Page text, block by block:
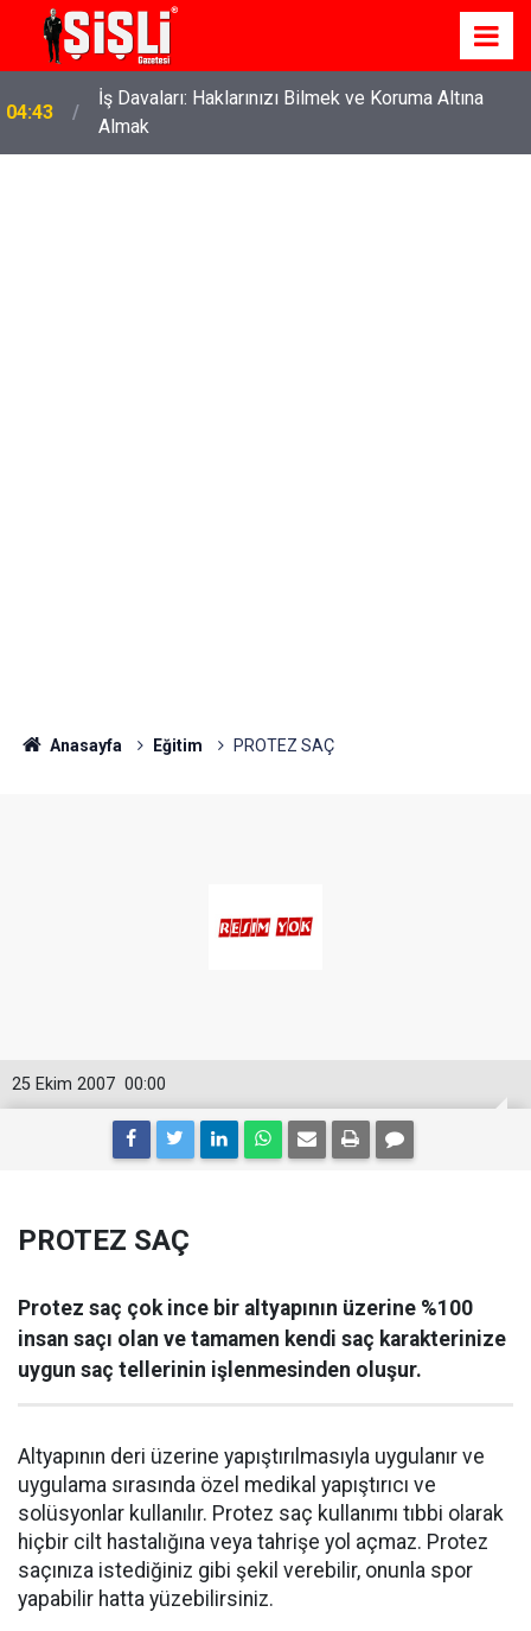
04:43
İş Davaları: Haklarınızı Bilmek ve Koruma Altına
Almak
Anasayfa Eğitim PROTEZ SAÇ
00:00
25 Ekim 2007
PROTEZ SAÇ
Protez saç çok ince bir altyapının üzerine %100
insan saçı olan ve tamamen kendi saç karakterinize
uygun saç tellerinin işlenmesinden oluşur.
Altyapının deri üzerine yapıştırılmasıyla uygulanır ve
uygulama sırasında özel medikal yapıştırıcı ve
solüsyonlar kullanılır. Protez saç kullanımı tıbbi olarak
hiçbir cilt hastalığına veya tahrişe yol açmaz. Protez
saçınıza istediğiniz gibi şekil verebilir, onunla spor
yapabilir hatta yüzebilirsiniz.